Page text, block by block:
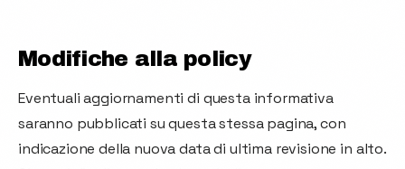
Modifiche alla policy
Eventuali aggiornamenti di questa informativa
saranno pubblicati su questa stessa pagina, con
indicazione della nuova data di ultima revisione in alto.